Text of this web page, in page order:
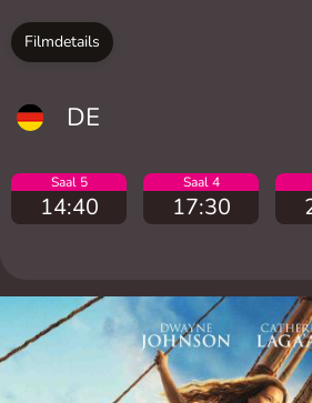
Filmdetails
DE
Saal 5
14:40
Saal 4
17:30